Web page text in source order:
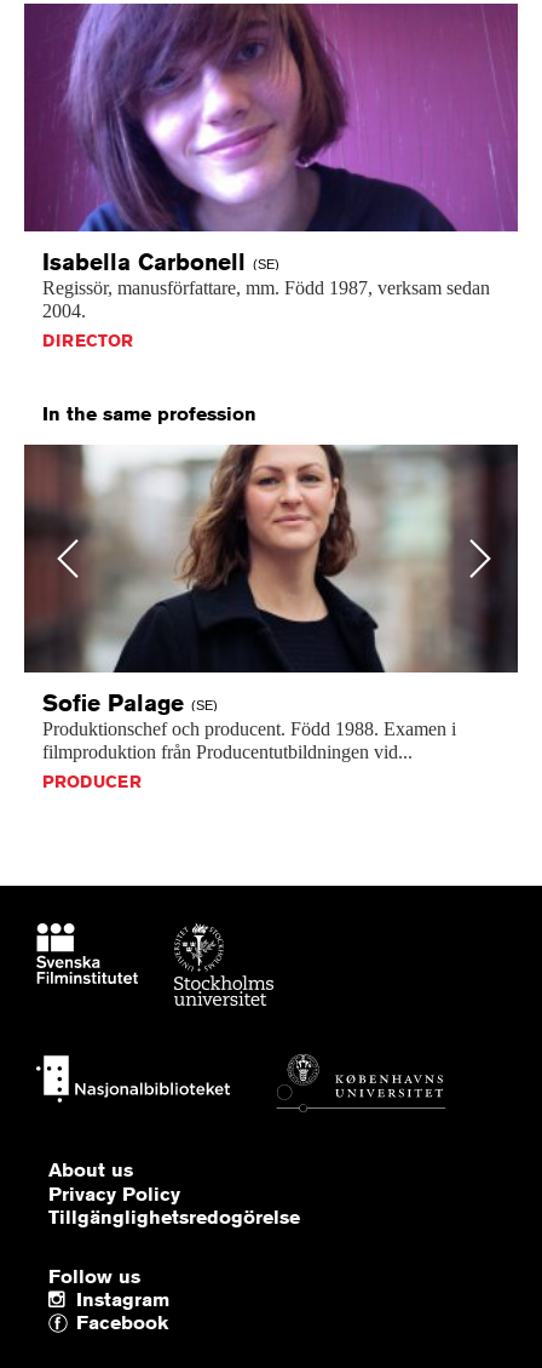
Isabella Carbonell (SE)
Regissör, manusförfattare, mm. Född 1987, verksam sedan
2004.
DIRECTOR
In the same profession
Previous
Sofie Palage (SE)
Produktionschef och producent. Född 1988. Examen i
filmproduktion från Producentutbildningen vid...
PRODUCER
Next
About us
Privacy Policy
Tillgänglighetsredogörelse
Follow us
Instagram
Facebook